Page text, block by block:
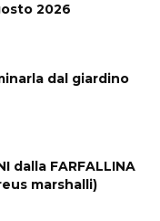
2026
dal giardino
dalla FARFALLINA
marshalli)